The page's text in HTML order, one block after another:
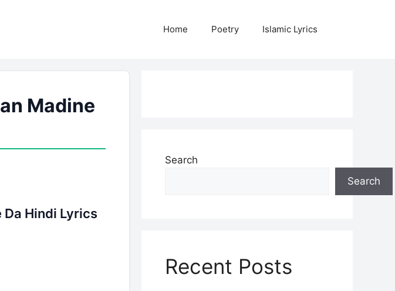
Home Poetry Islamic Lyrics
Madine
Da Hindi Lyrics
Search
Search
Recent Posts